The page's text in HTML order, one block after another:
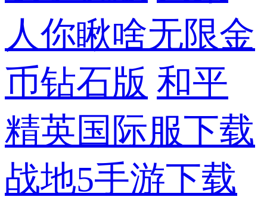
人你瞅啥无限金
币钻石版 和平
精英国际服下载
战地5手游下载